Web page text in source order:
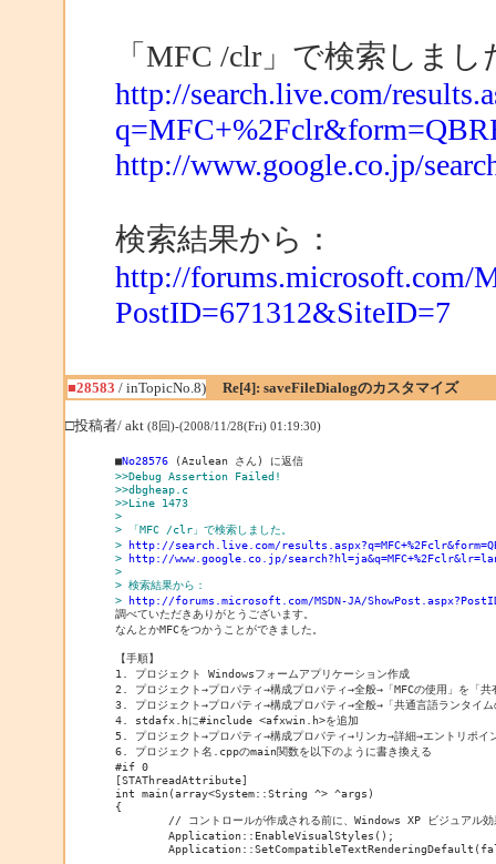
「MFC /clr」で検索しまし
http://search.live.com/
http://www.google.co.jp/
検索結果から：
http://forums.microsoft.com/
PostID=671312&SiteID=7
■28583 / inTopicNo.8) Re[4]: saveFileDialogのカスタマイズ
□投稿者/ akt (8回)-(2008/11/28(Fri) 01:19:30)
■No28576
(Azulean さん) に返信
>>Debug Assertion Failed!
>>dbgheap.c
>>Line 1473
>
> 「MFC /clr」で検索しました。
> http://search.live.com/
> http://www.google.co.jp/
>
> 検索結果から：
> http://forums.microsoft.com/MSDN-JA/
なんとかMFCをつかうことができました。
【手順】
1. プロジェクト Windowsフォームアプリケーション作成
2. プロジェクト→プロパティ→構成プロパティ→全般→「MFCの使用」を「共
3. プロジェクト→プロパティ→構成プロパティ→全般→「共通言語ランタ
4. stdafx.hに#include <afxwin.h>を追加
5. プロジェクト→プロパティ→構成プロパティ→リンカ→詳細→エントリポ
6. プロジェクト名.cppのmain関数を以下のように書き換える
#if 0
[STAThreadAttribute]
int main(array<System::String ^> ^args)
{